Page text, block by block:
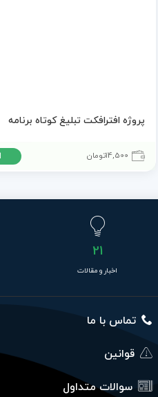
پروژه افترافکت تبلیغ کوتاه برنامه
14,500تومان
21
اخبار و مقالات
تماس با ما
قوانین
سوالات متداول